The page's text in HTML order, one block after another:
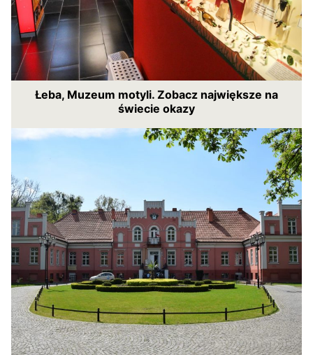
Łeba, Muzeum motyli. Zobacz największe na
świecie okazy